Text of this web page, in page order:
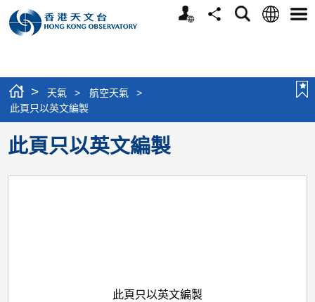
個
分
搜
語
選
> 天氣 > 航空天氣
>
此頁只以英文編製
此頁只以英文編製
此頁只以英文編製